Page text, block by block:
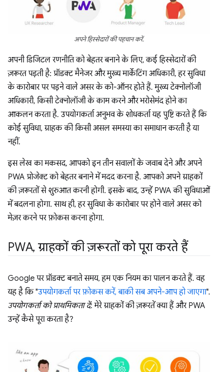
अपने हिस्सेदारों की पहचान करें.
अपनी डिजिटल रणनीति को बेहतर बनाने के लिए, कई हिस्सेदारों की
ज़रूरत पड़ती है: प्रॉडक्ट मैनेजर और मुख्य मार्केटिंग अधिकारी, हर सुविधा
के कारोबार पर पड़ने वाले असर के को-ऑनर होते हैं. मुख्य टेक्नोलॉजी
अधिकारी, किसी टेक्नोलॉजी के काम करने और भरोसेमंद होने का
आकलन करता है. उपयोगकर्ता अनुभव के शोधकर्ता यह पुष्टि करते हैं कि
कोई सुविधा, ग्राहक की किसी असल समस्या का समाधान करती है या
नहीं.
इस लेख का मकसद, आपको इन तीन सवालों के जवाब देने और अपने
PWA प्रोजेक्ट को बेहतर बनाने में मदद करना है. आपको अपने ग्राहकों
की ज़रूरतों से शुरुआत करनी होगी. इसके बाद, उन्हें PWA की सुविधाओं
में बदलना होगा. साथ ही, हर सुविधा के कारोबार पर होने वाले असर को
मेज़र करने पर फ़ोकस करना होगा.
PWA, ग्राहकों की ज़रूरतों को पूरा करते हैं
Google पर प्रॉडक्ट बनाते समय, हम एक नियम का पालन करते हैं. वह
यह है कि "उपयोगकर्ता पर फ़ोकस करें, बाकी सब अपने-आप हो जाएगा".
उपयोगकर्ता को प्राथमिकता दें: मेरे ग्राहकों की ज़रूरतें क्या हैं और PWA
उन्हें कैसे पूरा करता है?